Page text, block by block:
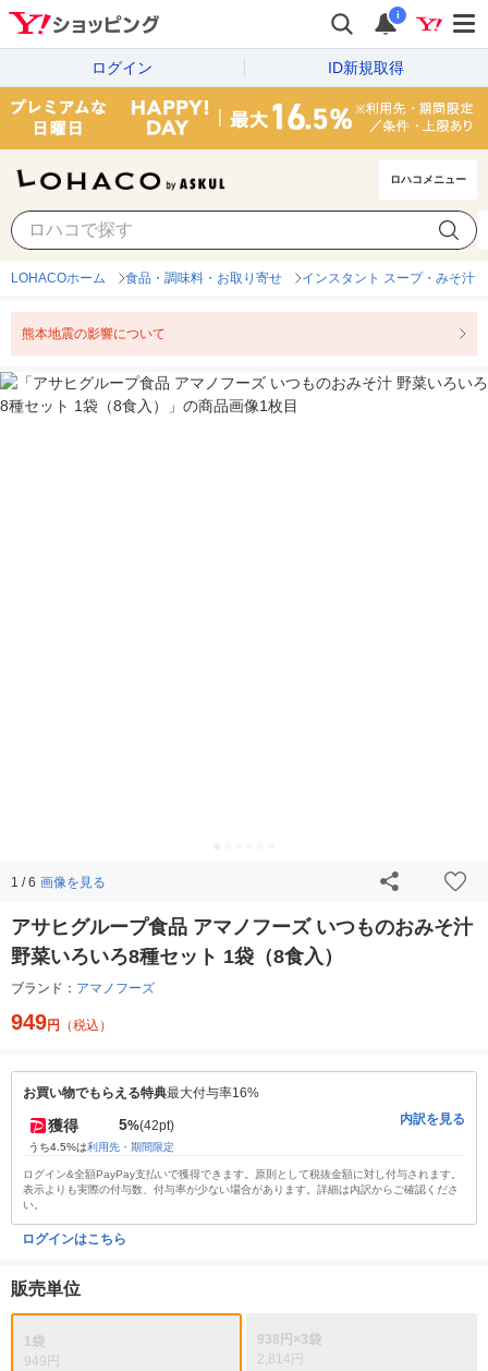
i
ログイン ID新規取得
ロハコメニュー
LOHACOホーム 食品・調味料・お取り寄せ インスタント スープ・みそ汁
熊本地震の影響について
1 / 6 画像を見る
アサヒグループ食品 アマノフーズ いつものおみそ汁
野菜いろいろ8種セット 1袋（8食入）
ブランド： アマノフーズ
949円 （税込）
お買い物でもらえる特典最大付与率16%
獲得 5%(42pt)
うち4.5%は利用先・期間限定
内訳を見る
ログイン&全額PayPay支払いで獲得できます。原則として税抜金額に対し付与されます。
表示よりも実際の付与数、付与率が少ない場合があります。詳細は内訳からご確認くださ
い。
ログインはこちら
販売単位
1袋
949円
938円×3袋
2,814円